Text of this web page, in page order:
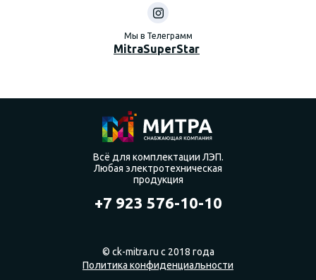
Мы в Телеграмм
MitraSuperStar
Всё для комплектации ЛЭП.
Любая электротехническая
продукция
+7 923 576-10-10
© ck-mitra.ru с 2018 года
Политика конфиденциальности